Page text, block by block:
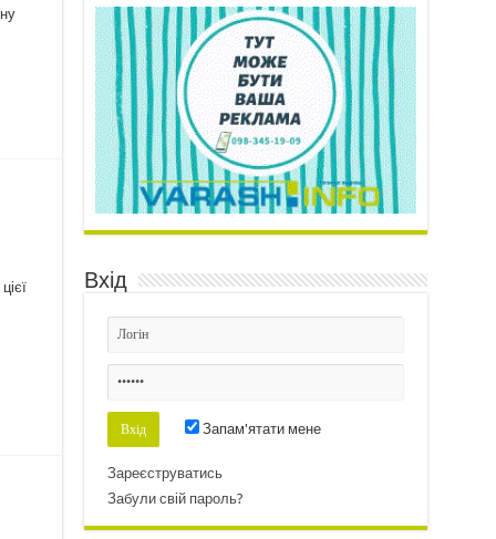
Вхід
Запам'ятати мене
Зареєструватись
Забули свій пароль?